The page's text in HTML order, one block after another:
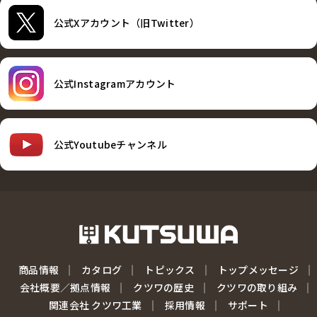
公式Xアカウント（旧Twitter）
公式Instagramアカウント
公式Youtubeチャンネル
商品情報 カタログ トピックス
トップメッセージ
会社概要／拠点情報
クツワの歴史
クツワの取り組み
関連会社 クツワ工業
採用情報
サポート